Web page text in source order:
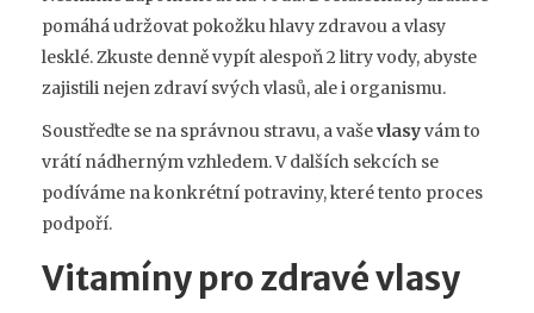
pomáhá udržovat pokožku hlavy zdravou a vlasy
lesklé. Zkuste denně vypít alespoň 2 litry vody, abyste
zajistili nejen zdraví svých vlasů, ale i organismu.
Soustřeďte se na správnou stravu, a vaševlasyvám to
vrátí nádherným vzhledem. V dalších sekcích se
podíváme na konkrétní potraviny, které tento proces
podpoří.
Vitamíny pro zdravé vlasy